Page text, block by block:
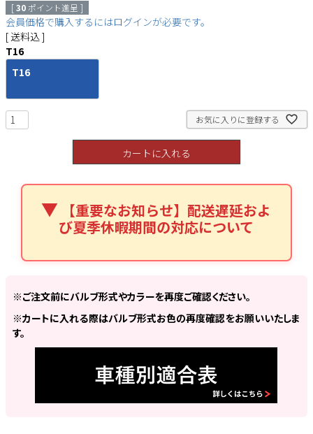
[30 ポイント進呈 ]
会員価格で購入するにはログインが必要です。
送料込
T16
T16
お気に入りに登録する
カートに入れる
【重要なお知らせ】配送遅延およ
び夏季休暇期間の対応について
※ご注文前にバルブ形式やカラーを再度ご確認ください。
※カートに入れる際はバルブ形式お色の再度確認をお願いいたしま
す。